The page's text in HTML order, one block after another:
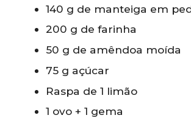
140 g de manteiga em
200 g de farinha
50 g de amêndoa moída
75 g açúcar
Raspa de 1 limão
1 ovo + 1 gema